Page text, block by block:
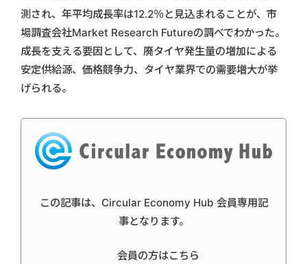
測され、年平均成長率は12.2％と見込まれることが、市
場調査会社Market Research Futureの調べでわかった。
成長を支える要因として、廃タイヤ発生量の増加による
安定供給源、価格競争力、タイヤ業界での需要増大が挙
げられる。
この記事は、Circular Economy Hub 会員専用記
事となります。
会員の方はこちら